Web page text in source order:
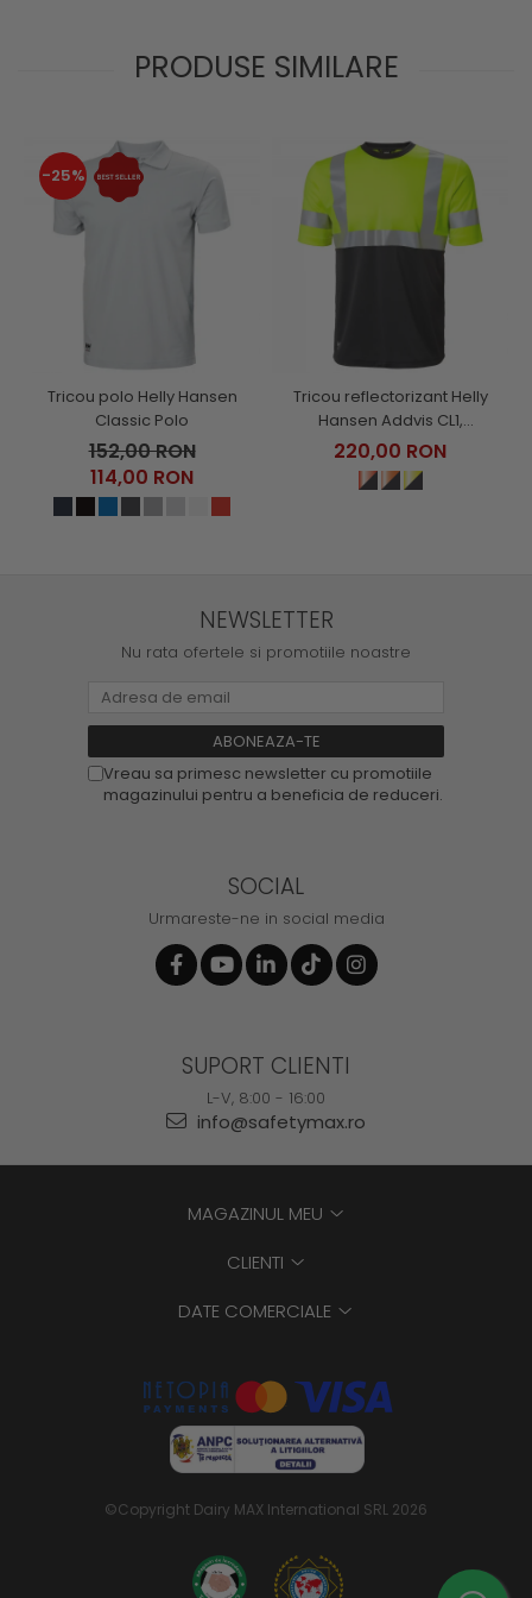
PRODUSE SIMILARE
-25%
Tricou polo Helly Hansen
Classic Polo
152,00 RON
114,00 RON
Tricou reflectorizant Helly
Hansen Addvis CL1,
galben/negru abanos, XS
220,00 RON
NEWSLETTER
Nu rata ofertele si promotiile noastre
Vreau sa primesc newsletter cu promotiile
magazinului pentru a beneficia de reduceri.
SOCIAL
Urmareste-ne in social media
SUPORT CLIENTI
L-V, 8:00 - 16:00
info@safetymax.ro
MAGAZINUL MEU
CLIENTI
DATE COMERCIALE
©Copyright Dairy MAX International SRL 2026